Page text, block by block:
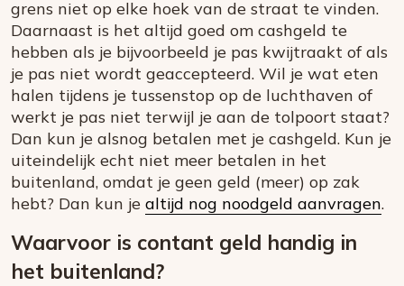
grens niet op elke hoek van de straat te vinden.
Daarnaast is het altijd goed om cashgeld te
hebben als je bijvoorbeeld je pas kwijtraakt of als
je pas niet wordt geaccepteerd. Wil je wat eten
halen tijdens je tussenstop op de luchthaven of
werkt je pas niet terwijl je aan de tolpoort staat?
Dan kun je alsnog betalen met je cashgeld. Kun je
uiteindelijk echt niet meer betalen in het
buitenland, omdat je geen geld (meer) op zak
hebt? Dan kun je altijd nog noodgeld aanvragen.
Waarvoor is contant geld handig in
het buitenland?